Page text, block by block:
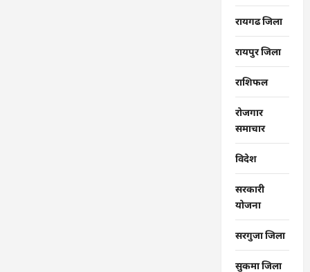
रायगढ जिला
रायपुर जिला
राशिफल
रोजगार
समाचार
विदेश
सरकारी
योजना
सरगुजा जिला
सुकमा जिला